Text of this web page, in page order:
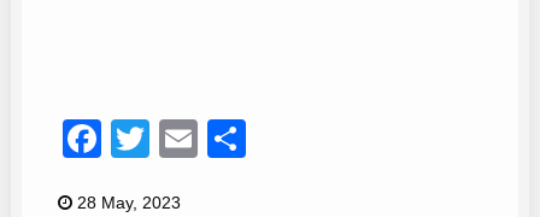
Facebook
TwitterEmail
28 May, 2023